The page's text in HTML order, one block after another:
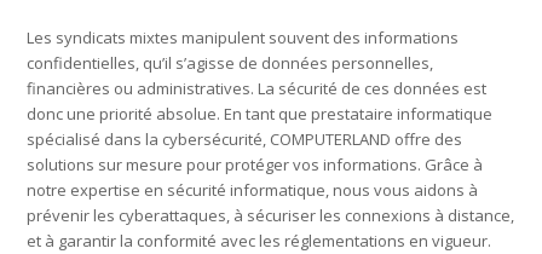
Les syndicats mixtes manipulent souvent des informations
confidentielles, qu’il s’agisse de données personnelles,
financières ou administratives. La sécurité de ces données est
donc une priorité absolue. En tant que prestataire informatique
spécialisé dans la cybersécurité, COMPUTERLAND offre des
solutions sur mesure pour protéger vos informations. Grâce à
notre expertise en sécurité informatique, nous vous aidons à
prévenir les cyberattaques, à sécuriser les connexions à distance,
et à garantir la conformité avec les réglementations en vigueur.